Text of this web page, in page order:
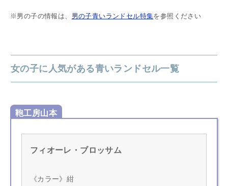
※男の子の情報は、 男の子青いランドセル特集を参照ください
女の子に人気がある青いランドセル一覧
鞄工房山本
フィオーレ・ブロッサム
《カラー》紺